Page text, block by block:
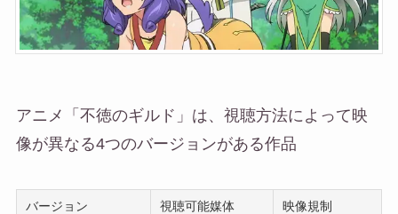
アニメ「不徳のギルド」は、視聴方法によって映
像が異なる4つのバージョンがある作品
バージョン 視聴可能媒体 映像規制